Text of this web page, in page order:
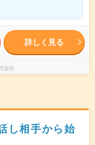
詳しく見る
会社
し相手から始